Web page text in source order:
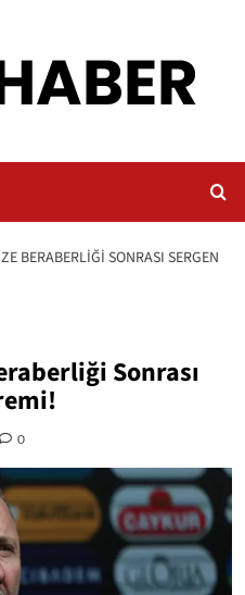
BERABERLIĞI SONRASI SERGEN
Sonrası
0